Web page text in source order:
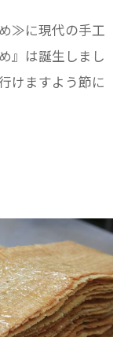
≫に現代の手工
』は誕生しまし
けますよう節に